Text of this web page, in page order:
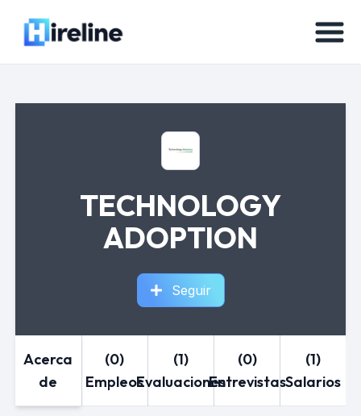
TECHNOLOGY
ADOPTION
Seguir
Acerca
de
(0)
Empleos
(1)
Evaluaciones
(0)
Entrevistas
(1)
Salarios